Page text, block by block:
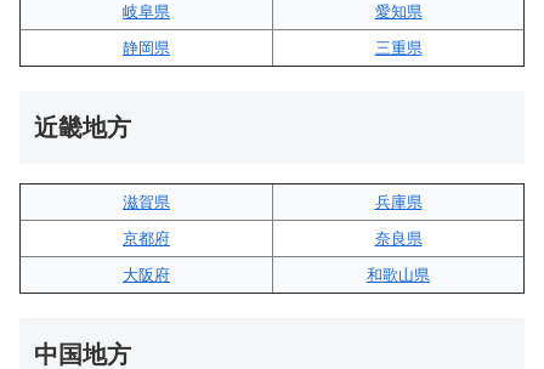
岐阜県
愛知県
静岡県
三重県
近畿地方
滋賀県
兵庫県
京都府
奈良県
大阪府
和歌山県
中国地方